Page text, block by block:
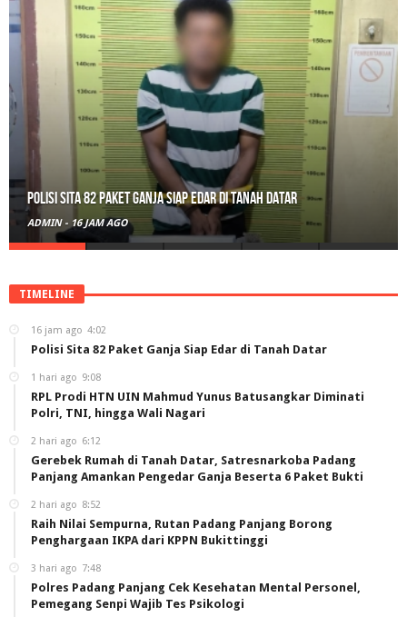
Polisi Sita 82 Paket Ganja Siap Edar di Tanah Datar
ADMIN - 16 JAM AGO
TIMELINE
16 jam ago 4:02
Polisi Sita 82 Paket Ganja Siap Edar di Tanah Datar
1 hari ago 9:08
RPL Prodi HTN UIN Mahmud Yunus Batusangkar Diminati
Polri, TNI, hingga Wali Nagari
2 hari ago 6:12
Gerebek Rumah di Tanah Datar, Satresnarkoba Padang
Panjang Amankan Pengedar Ganja Beserta 6 Paket Bukti
2 hari ago 8:52
Raih Nilai Sempurna, Rutan Padang Panjang Borong
Penghargaan IKPA dari KPPN Bukittinggi
3 hari ago 7:48
Polres Padang Panjang Cek Kesehatan Mental Personel,
Pemegang Senpi Wajib Tes Psikologi